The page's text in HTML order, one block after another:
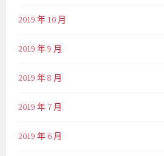
2019 年 10 月
2019 年 9 月
2019 年 8 月
2019 年 7 月
2019 年 6 月